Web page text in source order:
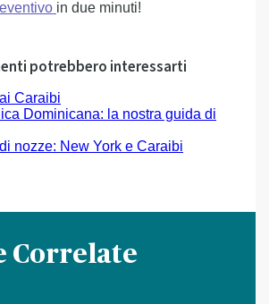
in due minuti!
potrebbero interessarti
Caraibi
Dominicana: la nostra guida di
nozze: New York e Caraibi
Correlate